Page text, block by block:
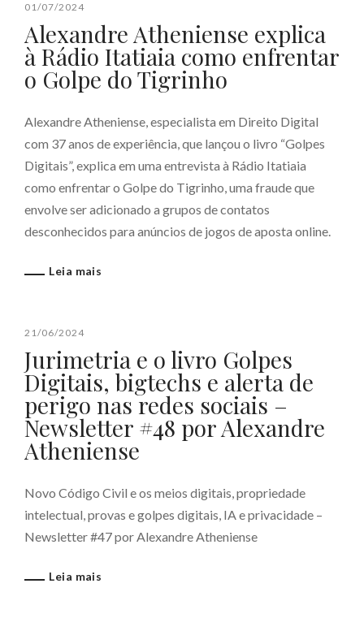
01/07/2024
Alexandre Atheniense explica
à Rádio Itatiaia como enfrentar
o Golpe do Tigrinho
Alexandre Atheniense, especialista em Direito Digital
com 37 anos de experiência, que lançou o livro “Golpes
Digitais”, explica em uma entrevista à Rádio Itatiaia
como enfrentar o Golpe do Tigrinho, uma fraude que
envolve ser adicionado a grupos de contatos
desconhecidos para anúncios de jogos de aposta online.
Leia mais
21/06/2024
Jurimetria e o livro Golpes
Digitais, bigtechs e alerta de
perigo nas redes sociais –
Newsletter #48 por Alexandre
Atheniense
Novo Código Civil e os meios digitais, propriedade
intelectual, provas e golpes digitais, IA e privacidade –
Newsletter #47 por Alexandre Atheniense
Leia mais